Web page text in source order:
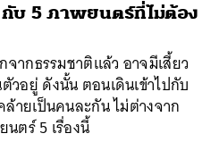
บ 5 ภาพยนตร์ที่ไม่ต้อง
จากธรรมชาติแล้ว อาจมีเสี้ยว
อยู่ ดังนั้น ตอนเดินเข้าไปกับ
ายเป็นคนละกัน ไม่ต่างจาก
ตร์ 5 เรื่องนี้